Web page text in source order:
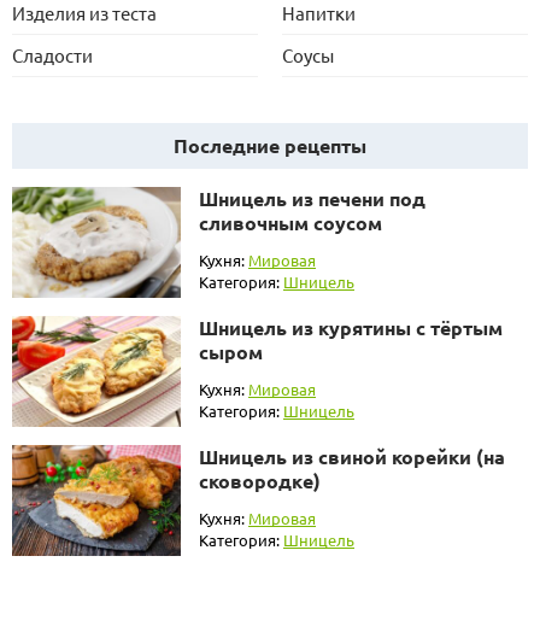
Изделия из теста
Напитки
Сладости
Соусы
Последние рецепты
Шницель из печени под
сливочным соусом
Кухня: Мировая
Категория: Шницель
Шницель из курятины с тёртым
сыром
Кухня: Мировая
Категория: Шницель
Шницель из свиной корейки (на
сковородке)
Кухня: Мировая
Категория: Шницель